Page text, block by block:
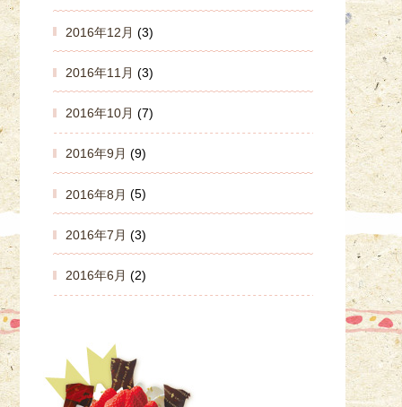
2016年12月 (3)
2016年11月 (3)
2016年10月 (7)
2016年9月 (9)
2016年8月 (5)
2016年7月 (3)
2016年6月 (2)